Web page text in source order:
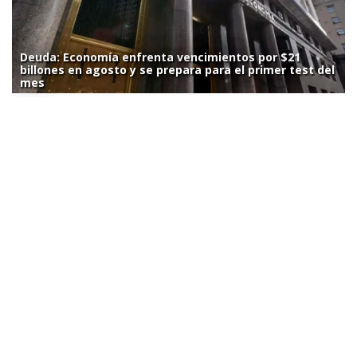
Deuda: Economía enfrenta vencimientos por $21
billones en agosto y se prepara para el primer test del
mes